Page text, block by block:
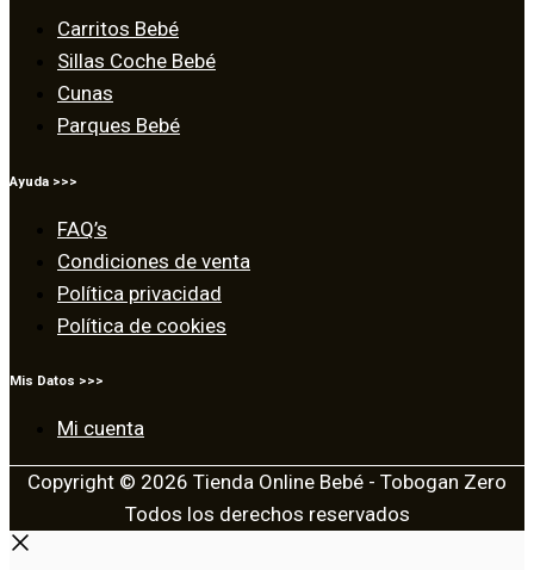
Carritos Bebé
Sillas Coche Bebé
Cunas
Parques Bebé
Ayuda >>>
FAQ’s
Condiciones de venta
Política privacidad
Política de cookies
Mis Datos >>>
Mi cuenta
Copyright © 2026 Tienda Online Bebé - Tobogan Zero
Todos los derechos reservados